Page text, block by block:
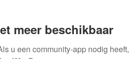
meer beschikbaar
u een community-app nodig heeft,